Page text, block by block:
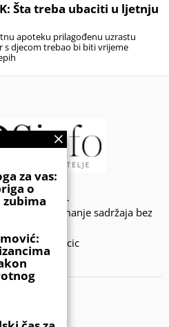
Šta treba ubaciti u ljetnju
apoteku prilagođenu uzrastu
djecom trebao bi biti vrijeme
preuzimanje sadržaja bez
Amar SIjercic
za vas:
o